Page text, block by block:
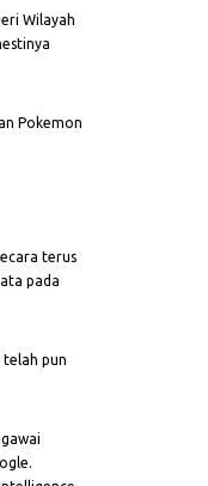
Wilayah
Pokemon
terus
pada
telah pun